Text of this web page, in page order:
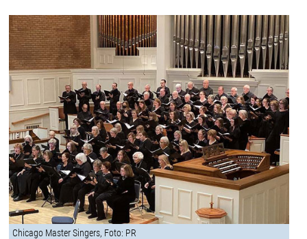
Chicago Master Singers, Foto: PR